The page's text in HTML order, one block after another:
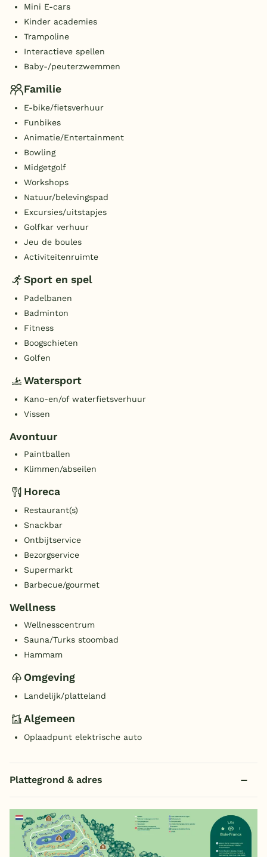
Mini E-cars
Kinder academies
Trampoline
Interactieve spellen
Baby-/peuterzwemmen
Familie
E-bike/fietsverhuur
Funbikes
Animatie/Entertainment
Bowling
Midgetgolf
Workshops
Natuur/belevingspad
Excursies/uitstapjes
Golfkar verhuur
Jeu de boules
Activiteitenruimte
Sport en spel
Padelbanen
Badminton
Fitness
Boogschieten
Golfen
Watersport
Kano-en/of waterfietsverhuur
Vissen
Avontuur
Paintballen
Klimmen/abseilen
Horeca
Restaurant(s)
Snackbar
Ontbijtservice
Bezorgservice
Supermarkt
Barbecue/gourmet
Wellness
Wellnesscentrum
Sauna/Turks stoombad
Hammam
Omgeving
Landelijk/platteland
Algemeen
Oplaadpunt elektrische auto
Plattegrond & adres